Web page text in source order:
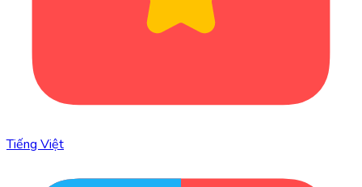
Tiếng Việt